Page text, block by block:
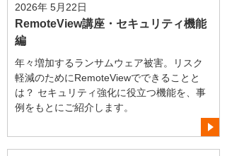
2026年 5月22日
RemoteView講座・セキュリティ機能
編
年々増加するランサムウェア被害。リスク
軽減のためにRemoteViewでできることと
は？ セキュリティ強化に役立つ機能を、事
例をもとにご紹介します。